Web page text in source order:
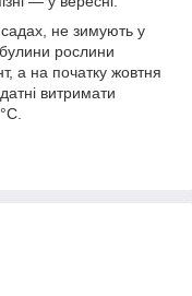
не зимують у
рослини
а на початку жовтня
витримати